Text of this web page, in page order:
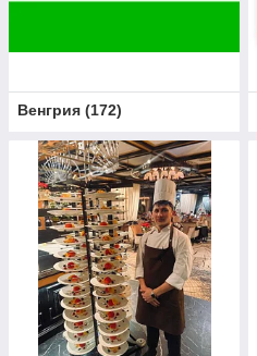
Венгрия (172)